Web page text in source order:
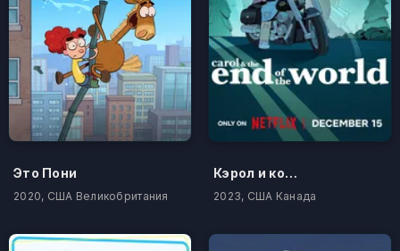
Это Пони
2020, США Великобритания
Кэрол и конец света
2023, США Канада